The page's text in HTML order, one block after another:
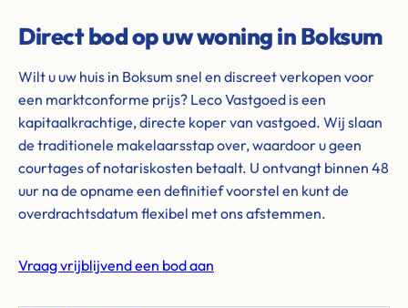
Direct bod op uw woning in Boksum
Wilt u uw huis in Boksum snel en discreet verkopen voor
een marktconforme prijs? Leco Vastgoed is een
kapitaalkrachtige, directe koper van vastgoed. Wij slaan
de traditionele makelaarsstap over, waardoor u geen
courtages of notariskosten betaalt. U ontvangt binnen 48
uur na de opname een definitief voorstel en kunt de
overdrachtsdatum flexibel met ons afstemmen.
Vraag vrijblijvend een bod aan